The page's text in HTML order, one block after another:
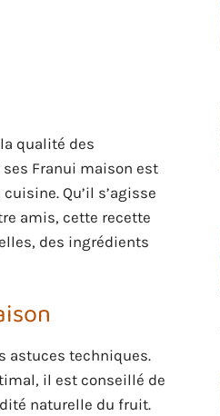
qualité des
Franui maison est
Qu’il s’agisse
amis, cette recette
des ingrédients
astuces techniques.
il est conseillé de
naturelle du fruit.